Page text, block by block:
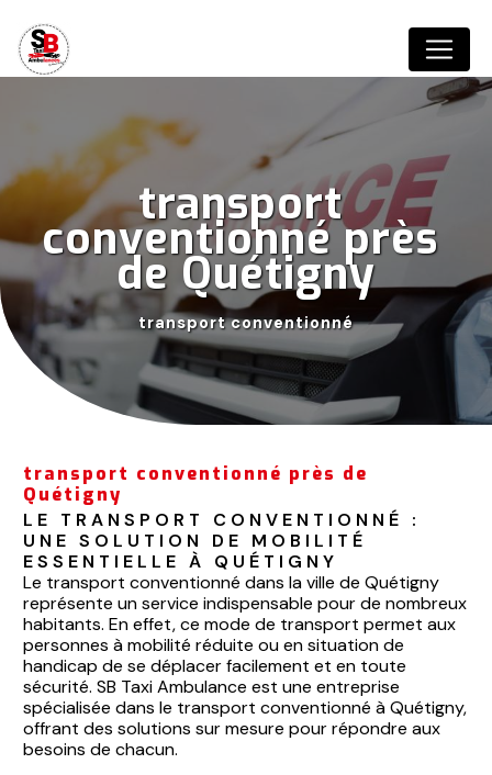
transport
conventionné près
de Quétigny
transport conventionné
transport conventionné près de
Quétigny
LE TRANSPORT CONVENTIONNÉ :
UNE SOLUTION DE MOBILITÉ
ESSENTIELLE À QUÉTIGNY
Le transport conventionné dans la ville de Quétigny
représente un service indispensable pour de nombreux
habitants. En effet, ce mode de transport permet aux
personnes à mobilité réduite ou en situation de
handicap de se déplacer facilement et en toute
sécurité. SB Taxi Ambulance est une entreprise
spécialisée dans le transport conventionné à Quétigny,
offrant des solutions sur mesure pour répondre aux
besoins de chacun.